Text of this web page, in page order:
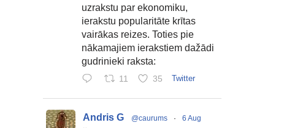
uzrakstu par ekonomiku,
ierakstu popularitāte krītas
vairākas reizes. Toties pie
nākamajiem ierakstiem dažādi
gudrinieki raksta:
11 35 Twitter
Andris G @caurums · 6 Aug